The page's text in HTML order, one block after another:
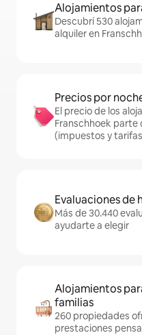
Alojamientos
Descubrí 530
alquiler en
Precios por
El precio de los
Franschhoek parte
(impuestos y
Evaluaciones de
Más de 30.440
ayudarte a elegir
Alojamientos
familias
260 propiedades
prestaciones